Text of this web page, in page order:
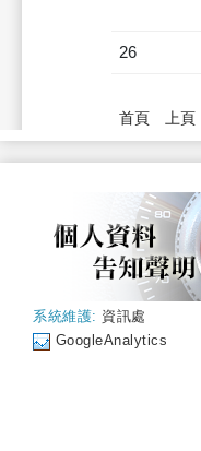
26
首頁 上頁
系統維護: 資訊處
GoogleAnalytics